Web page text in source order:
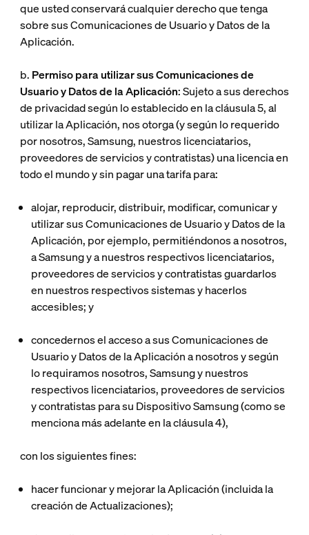
que usted conservará cualquier derecho que tenga
sobre sus Comunicaciones de Usuario y Datos de la
Aplicación.
b. Permiso para utilizar sus Comunicaciones de
Usuario y Datos de la Aplicación: Sujeto a sus derechos
de privacidad según lo establecido en la cláusula 5, al
utilizar la Aplicación, nos otorga (y según lo requerido
por nosotros, Samsung, nuestros licenciatarios,
proveedores de servicios y contratistas) una licencia en
todo el mundo y sin pagar una tarifa para:
alojar, reproducir, distribuir, modificar, comunicar y
utilizar sus Comunicaciones de Usuario y Datos de la
Aplicación, por ejemplo, permitiéndonos a nosotros,
a Samsung y a nuestros respectivos licenciatarios,
proveedores de servicios y contratistas guardarlos
en nuestros respectivos sistemas y hacerlos
accesibles; y
concedernos el acceso a sus Comunicaciones de
Usuario y Datos de la Aplicación a nosotros y según
lo requiramos nosotros, Samsung y nuestros
respectivos licenciatarios, proveedores de servicios
y contratistas para su Dispositivo Samsung (como se
menciona más adelante en la cláusula 4),
con los siguientes fines:
hacer funcionar y mejorar la Aplicación (incluida la
creación de Actualizaciones);